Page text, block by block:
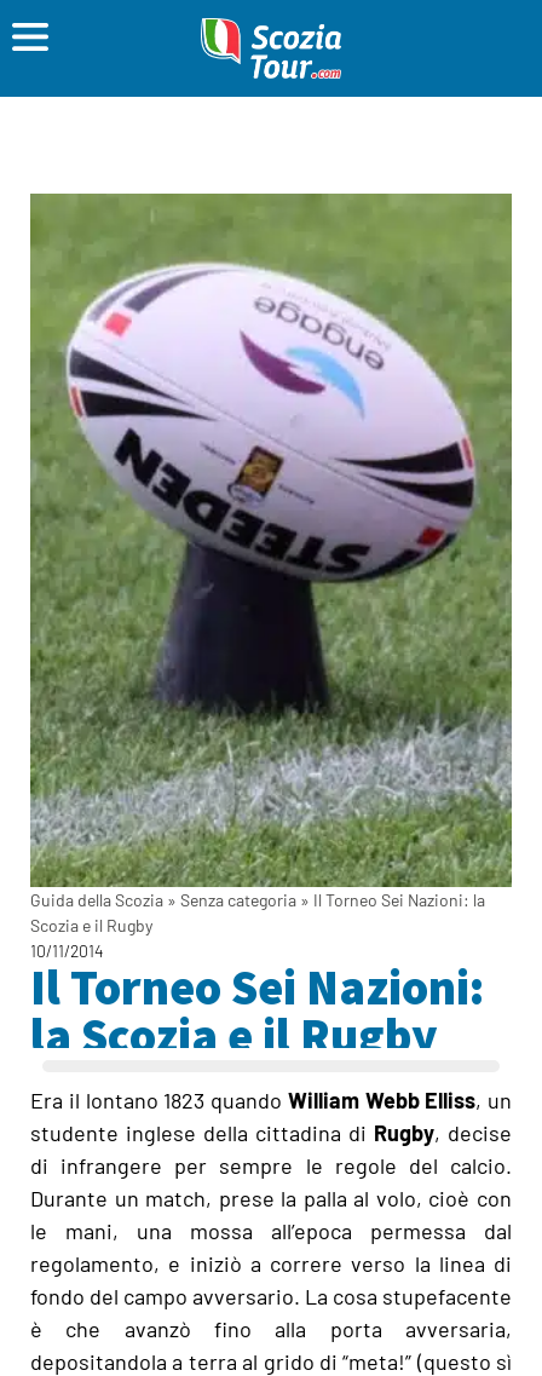
Guida della Scozia » Senza categoria » Il Torneo Sei Nazioni: la
Scozia e il Rugby
10/11/2014
Il Torneo Sei Nazioni:
la Scozia e il Rugby
Era il lontano 1823 quando William Webb Elliss, un
studente inglese della cittadina di Rugby, decise
di infrangere per sempre le regole del calcio.
Durante un match, prese la palla al volo, cioè con
le mani, una mossa all’epoca permessa dal
regolamento, e iniziò a correre verso la linea di
fondo del campo avversario. La cosa stupefacente
è che avanzò fino alla porta avversaria,
depositandola a terra al grido di “meta!” (questo sì